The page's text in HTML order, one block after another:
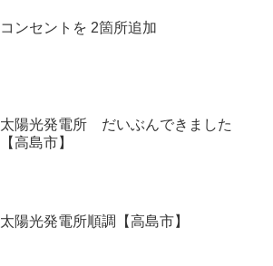
コンセントを 2箇所追加
太陽光発電所 だいぶんできました
【高島市】
太陽光発電所順調【高島市】